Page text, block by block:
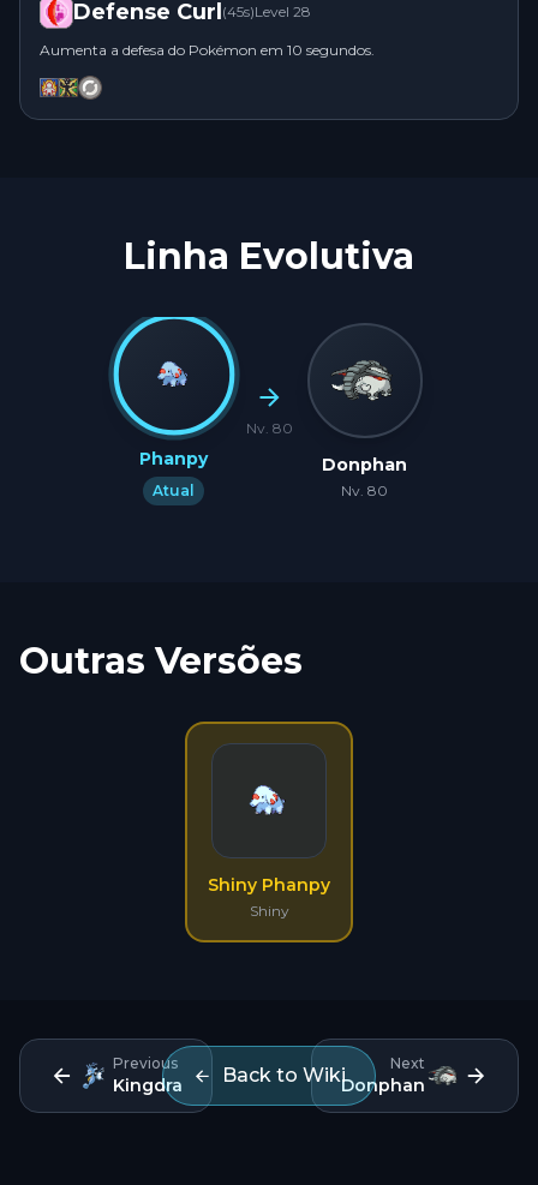
Defense Curl (45s)Level 28
Aumenta a defesa do Pokémon em 10 segundos.
Linha Evolutiva
Phanpy
Atual
Nv. 80
Donphan
Nv. 80
Outras Versões
Shiny Phanpy
Shiny
Previous
Kingdra Back to Wiki
Next
Donphan